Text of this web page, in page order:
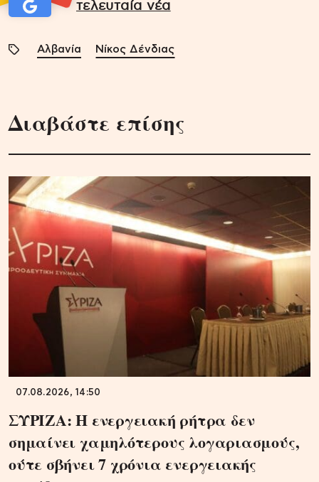
τελευταία νέα
Αλβανία Νίκος Δένδιας
Διαβάστε επίσης
07.08.2026, 14:50
ΣΥΡΙΖΑ: Η ενεργειακή ρήτρα δεν
σημαίνει χαμηλότερους λογαριασμούς,
ούτε σβήνει 7 χρόνια ενεργειακής